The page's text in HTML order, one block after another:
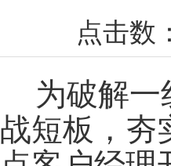
点击数：
为破解
战短板，夯